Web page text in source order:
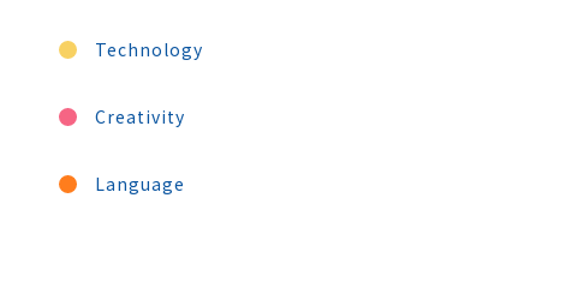
Technology
Creativity
Language